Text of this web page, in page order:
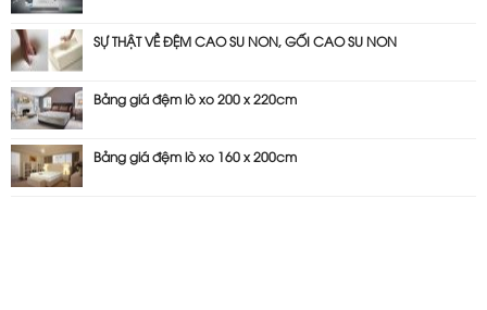
SỰ THẬT VỀ ĐỆM CAO SU NON, GỐI CAO SU NON
Bảng giá đệm lò xo 200 x 220cm
Bảng giá đệm lò xo 160 x 200cm